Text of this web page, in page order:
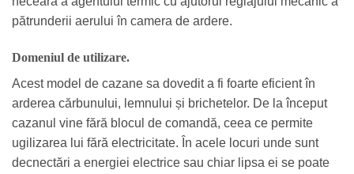
pătrunderii aerului în camera de ardere.
Domeniul de utilizare.
Acest model de cazane sa dovedit a fi foarte eficient în
arderea cărbunului, lemnului și brichetelor. De la început
cazanul vine fără blocul de comandă, ceea ce permite
ugilizarea lui fără electricitate. În acele locuri unde sunt
decnectări a energiei electrice sau chiar lipsa ei se poate